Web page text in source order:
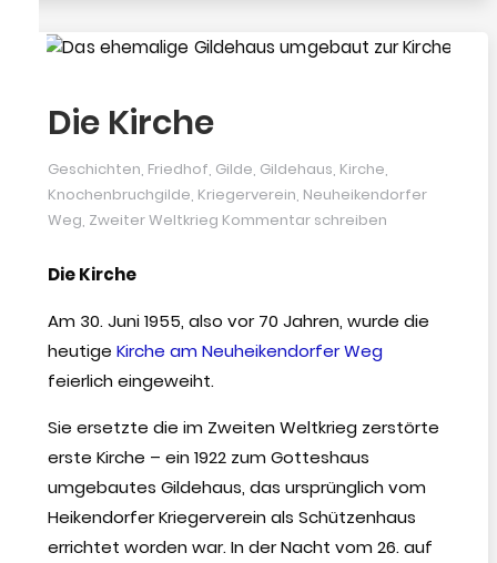
Die Kirche
Geschichten Friedhof Gilde Gildehaus Kirche
Knochenbruchgilde Kriegerverein Neuheikendorfer
Weg Zweiter Weltkrieg Kommentar schreiben
Die Kirche
Am 30. Juni 1955, also vor 70 Jahren, wurde die
heutige Kirche am Neuheikendorfer Weg
feierlich eingeweiht.
Sie ersetzte die im Zweiten Weltkrieg zerstörte
erste Kirche – ein 1922 zum Gotteshaus
umgebautes Gildehaus, das ursprünglich vom
Heikendorfer Kriegerverein als Schützenhaus
errichtet worden war. In der Nacht vom 26. auf